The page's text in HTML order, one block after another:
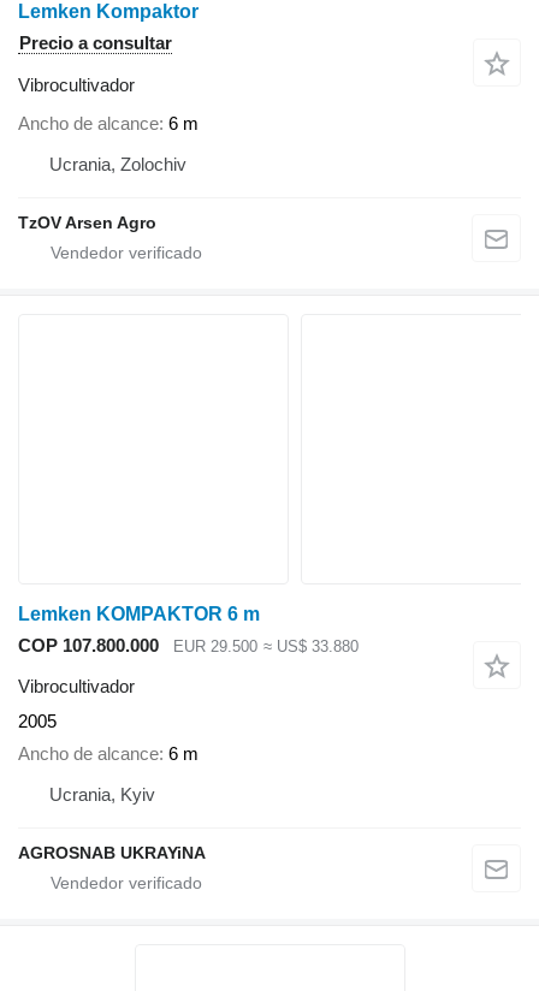
Lemken Kompaktor
Precio a consultar
Vibrocultivador
Ancho de alcance 6 m
Ucrania, Zolochiv
TzOV Arsen Agro
Lemken KOMPAKTOR 6 m
COP 107.800.000
EUR 29.500 ≈ US$ 33.880
Vibrocultivador
2005
Ancho de alcance 6 m
Ucrania, Kyiv
AGROSNAB UKRAYiNA